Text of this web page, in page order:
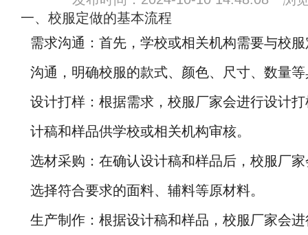
一、校服定做的基本流程
需求沟通：首先，学校或相关机构需要与校
沟通，明确校服的款式、颜色、尺寸、数量
设计打样：根据需求，校服厂家会进行设计
计稿和样品供学校或相关机构审核。
选材采购：在确认设计稿和样品后，校服厂
选择符合要求的面料、辅料等原材料。
生产制作：根据设计稿和样品，校服厂家会